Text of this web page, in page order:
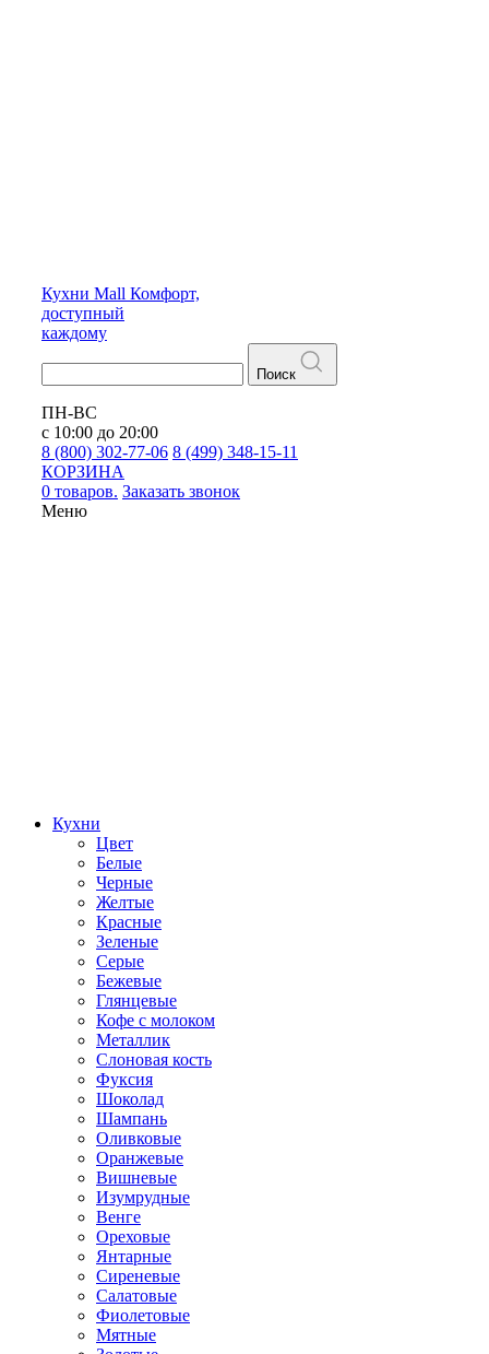
Кухни Mall Комфорт,
доступный
каждому
Поиск
ПН-ВС
с 10:00 до 20:00
8 (800) 302-77-06 8 (499) 348-15-11
КОРЗИНА
0 товаров. Заказать звонок
Меню
Кухни
Цвет
Белые
Черные
Желтые
Красные
Зеленые
Серые
Бежевые
Глянцевые
Кофе с молоком
Металлик
Слоновая кость
Фуксия
Шоколад
Шампань
Оливковые
Оранжевые
Вишневые
Изумрудные
Венге
Ореховые
Янтарные
Сиреневые
Салатовые
Фиолетовые
Мятные